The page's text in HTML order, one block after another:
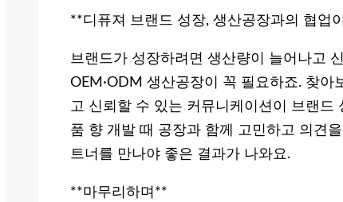
**디퓨져 브랜드 성장, 생산공장과의 협업
브랜드가 성장하려면 생산량이 늘어나고
OEM·ODM 생산공장이 꼭 필요하죠. 찾아
고 신뢰할 수 있는 커뮤니케이션이 브랜드
품 향 개발 때 공장과 함께 고민하고 의견
트너를 만나야 좋은 결과가 나와요.
**마무리하며**